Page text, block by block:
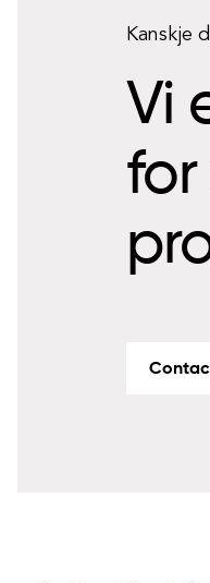
Kanskje
Vi
for